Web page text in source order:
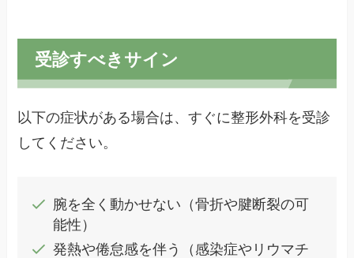
受診すべきサイン
以下の症状がある場合は、すぐに整形外科を受診
してください。
腕を全く動かせない（骨折や腱断裂の可
能性）
発熱や倦怠感を伴う（感染症やリウマチ